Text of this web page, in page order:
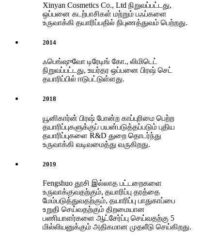
Xinyan Cosmetics Co., Ltd நிறுவப்பட்டது,
ஒப்பனை கடற்பாசிகள் மற்றும் பஃப்களை
உருவாக்கி தயாரிப்பதில் நிபுணத்துவம் பெற்றது.
2014
ஃபெங்ஷுவோ டிரேடிங் கோ., லிமிடெட்
நிறுவப்பட்டது, உயர்தர ஒப்பனை பிரஷ் செட்
தயாரிப்பில் ஈடுபட்டுள்ளது.
2018
யூனிகார்ன் பிரஷ் போன்ற காப்புரிமை பெற்ற
தயாரிப்புகளுக்குப் பயன்படுத்தப்படும் புதிய
தயாரிப்புகளை R&D துறை தொடர்ந்து
உருவாக்கி வடிவமைத்து வருகிறது.
2019
Fengshuo தூசி இல்லாத பட்டறைகளை
உருவாக்குவதற்கும், தயாரிப்பு தரத்தை
மேம்படுத்துவதற்கும், தயாரிப்பு பாதுகாப்பை
உறுதி செய்வதற்கும் திறமையான
பணியாளர்களை ஆட்சேர்ப்பு செய்வதற்கு 5
மில்லியனுக்கும் அதிகமான முதலீடு செய்கிறது.